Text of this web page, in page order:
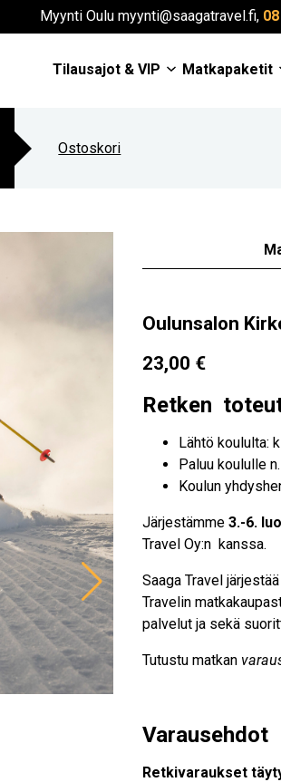
Myynti Oulu myynti@saagatravel.fi,
Tilausajot & VIP Matkapaketit
Ostoskori
Oulunsalon
23,00 €
Retken
Lähtö koululta:
Paluu koululle
Koulun
Järjestämme 3.-6.
Travel Oy:n kanssa.
Saaga Travel
Travelin
palvelut ja sekä
Tutustu matkan
Varausehdot
Retkivaraukset